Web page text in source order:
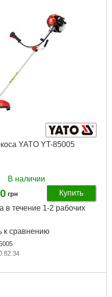
YATO YT-85005
В наличии
грн
Купить
в течение 1-2 рабочих
к сравнению
Подробнее...